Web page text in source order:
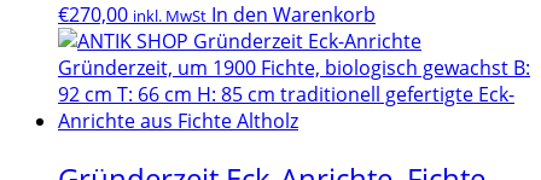
€270,00 inkl. MwSt In den Warenkorb